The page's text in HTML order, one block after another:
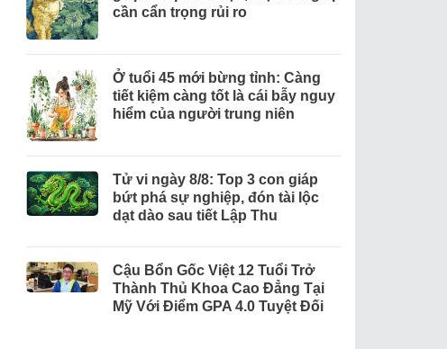
cần cẩn trọng rủi ro
Ở tuổi 45 mới bừng tỉnh: Càng
tiết kiệm càng tốt là cái bẫy nguy
hiểm của người trung niên
Tử vi ngày 8/8: Top 3 con giáp
bứt phá sự nghiệp, đón tài lộc
dạt dào sau tiết Lập Thu
Cậu Bổn Gốc Việt 12 Tuổi Trở
Thành Thủ Khoa Cao Đẳng Tại
Mỹ Với Điểm GPA 4.0 Tuyệt Đối